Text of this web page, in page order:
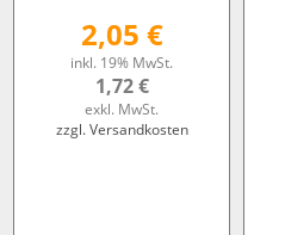
2,05 €
inkl. 19% MwSt.
1,72 €
exkl. MwSt.
zzgl. Versandkosten